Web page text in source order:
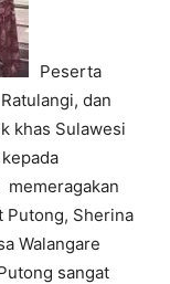
Peserta
dan
khas Sulawesi
memeragakan
Putong, Sherina
Walangare
sangat